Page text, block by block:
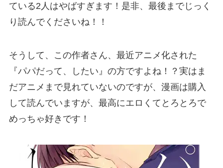
ている2人はやばすぎます！是非、最後までじっく
り読んでくださいね！！
そうして、この作者さん、最近アニメ化された
『パパだって、したい』の方ですよね！？実はま
だアニメまで見れていないのですが、漫画は購入
して読んでいますが、最高にエロくてとろとろで
めっちゃ好きです！